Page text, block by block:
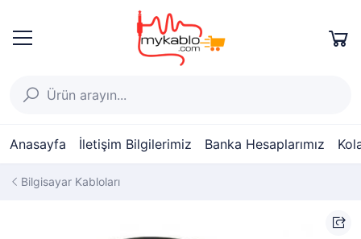
Anasayfa İletişim Bilgilerimiz Banka Hesaplarımız
Bilgisayar Kabloları